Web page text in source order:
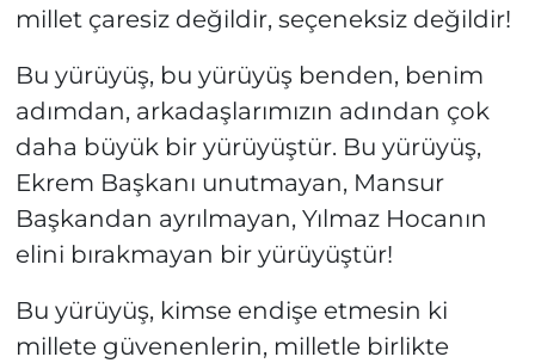
millet çaresiz değildir, seçeneksiz değildir!
Bu yürüyüş, bu yürüyüş benden, benim
adımdan, arkadaşlarımızın adından çok
daha büyük bir yürüyüştür. Bu yürüyüş,
Ekrem Başkanı unutmayan, Mansur
Başkandan ayrılmayan, Yılmaz Hocanın
elini bırakmayan bir yürüyüştür!
Bu yürüyüş, kimse endişe etmesin ki
millete güvenenlerin, milletle birlikte